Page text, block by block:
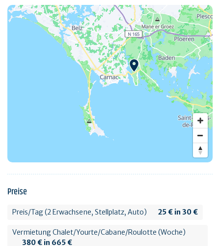
Preise
Preis/Tag (2 Erwachsene, Stellplatz, Auto) 25 € in 30 €
Vermietung Chalet/Yourte/Cabane/Roulotte (Woche)
380 € in 665 €